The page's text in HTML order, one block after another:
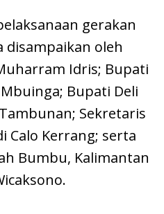
gerakan
disampaikan oleh
Idris; Bupati
Bupati Deli
Sekretaris
Calo Kerrang; serta
Bumbu, Kalimantan